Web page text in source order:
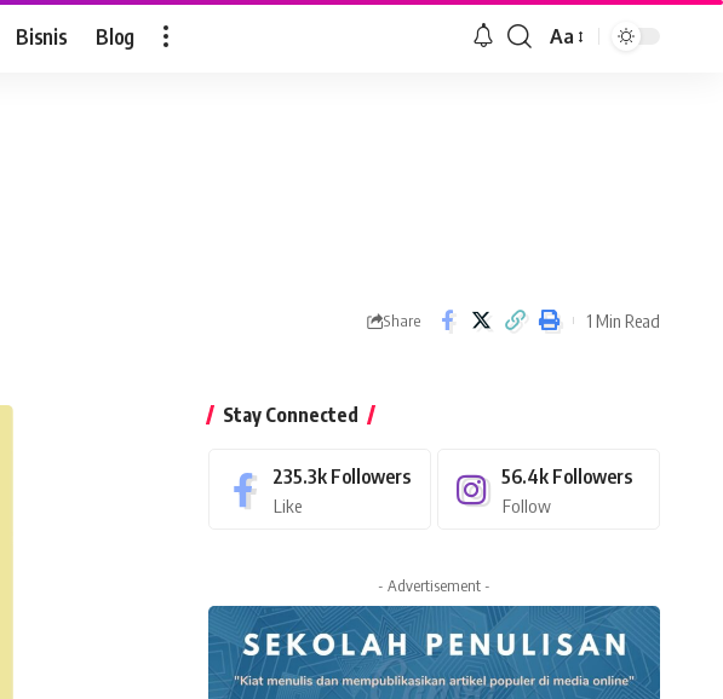
Bisnis Blog
Font
Aa
Share 1 Min Read
Stay Connected
235.3k Followers
Like
56.4k Followers
Follow
- Advertisement -